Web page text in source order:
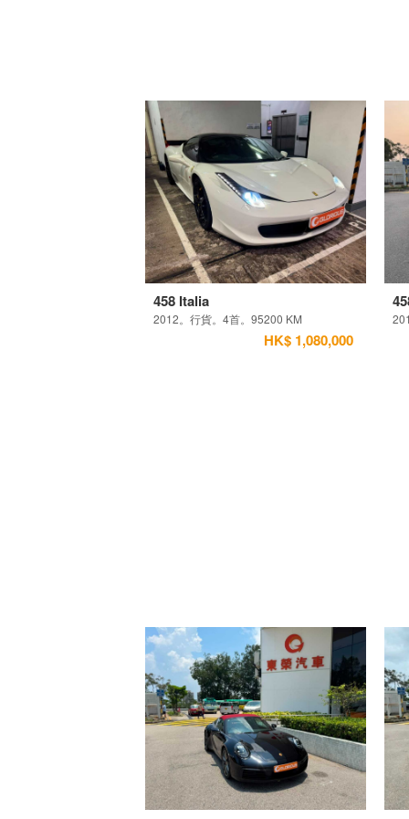
458 Italia
2012。行貨。4首。95200 KM
HK$ 1,080,000